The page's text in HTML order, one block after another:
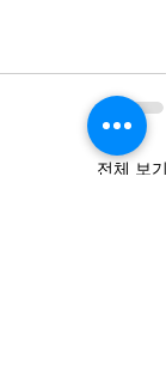
전체 보기